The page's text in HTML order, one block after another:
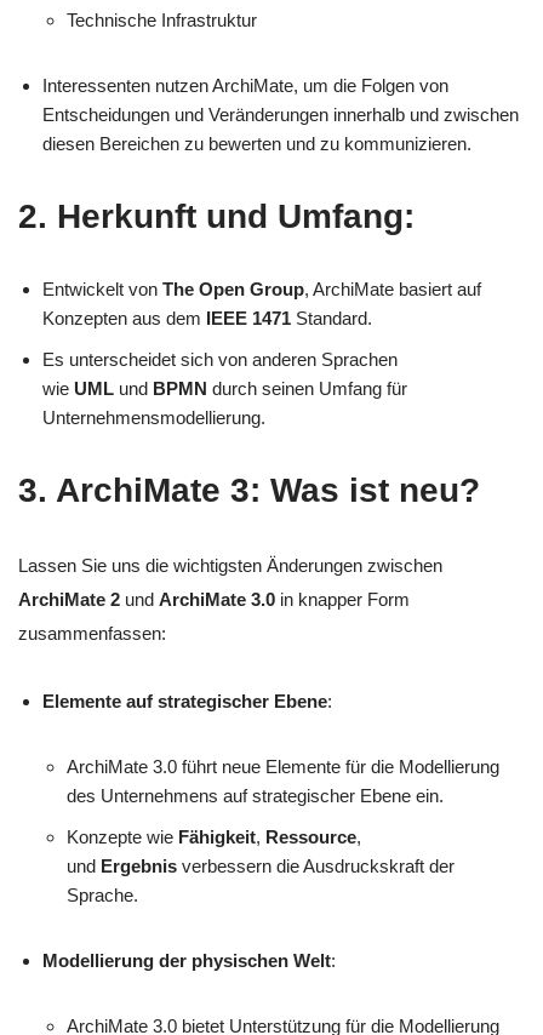
Technische Infrastruktur
Interessenten nutzen ArchiMate, um die Folgen von
Entscheidungen und Veränderungen innerhalb und zwischen
diesen Bereichen zu bewerten und zu kommunizieren.
2. Herkunft und Umfang:
Entwickelt von The Open Group, ArchiMate basiert auf
Konzepten aus dem IEEE 1471 Standard.
Es unterscheidet sich von anderen Sprachen
wie UML und BPMN durch seinen Umfang für
Unternehmensmodellierung.
3. ArchiMate 3: Was ist neu?
Lassen Sie uns die wichtigsten Änderungen zwischen
ArchiMate 2 und ArchiMate 3.0 in knapper Form
zusammenfassen:
Elemente auf strategischer Ebene:
ArchiMate 3.0 führt neue Elemente für die Modellierung
des Unternehmens auf strategischer Ebene ein.
Konzepte wie Fähigkeit, Ressource,
und Ergebnis verbessern die Ausdruckskraft der
Sprache.
Modellierung der physischen Welt:
ArchiMate 3.0 bietet Unterstützung für die Modellierung